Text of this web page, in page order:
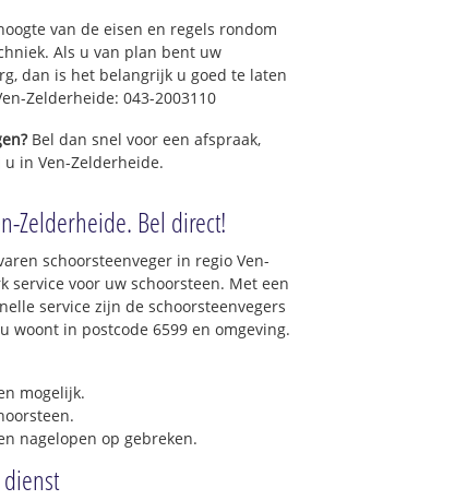
van de eisen en regels rondom
Als u van plan bent uw
dan is het belangrijk u goed te laten
Zelderheide: 043-2003110
Bel dan snel voor een afspraak,
in Ven-Zelderheide.
Zelderheide. Bel direct!
schoorsteenveger in regio Ven-
voor uw schoorsteen. Met een
service zijn de schoorsteenvegers
woont in postcode 6599 en omgeving.
mogelijk.
nagelopen op gebreken.